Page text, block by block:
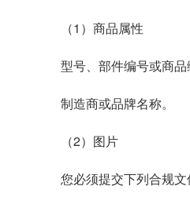
（1）商品属性
型号、部件编号或商
制造商或品牌名称。
（2）图片
您必须提交下列合规文